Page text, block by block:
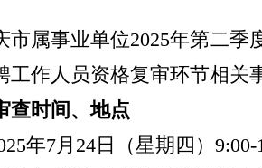
市属事业单位2025年第二季
工作人员资格复审环节相关
查时间、地点
年7月 24日（星期四 ） 9:00-